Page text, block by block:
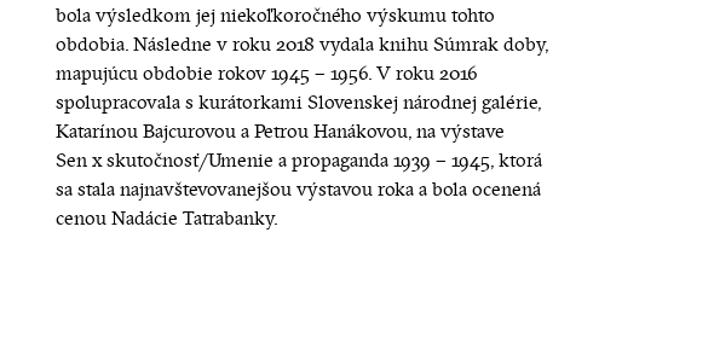
bola výsledkom jej niekoľkoročného výskumu tohto
obdobia. Následne v roku 2018 vydala knihu Súmrak doby,
mapujúcu obdobie rokov 1945 – 1956. V roku 2016
spolupracovala s kurátorkami Slovenskej národnej galérie,
Katarínou Bajcurovou a Petrou Hanákovou, na výstave
Sen x skutočnosť/Umenie a propaganda 1939 – 1945, ktorá
sa stala najnavštevovanejšou výstavou roka a bola ocenená
cenou Nadácie Tatrabanky.